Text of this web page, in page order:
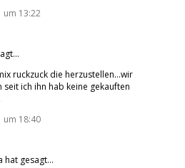
um 13:22
ruckzuck die herzustellen...wir
seit ich ihn hab keine gekauften
um 18:40
hat gesagt…